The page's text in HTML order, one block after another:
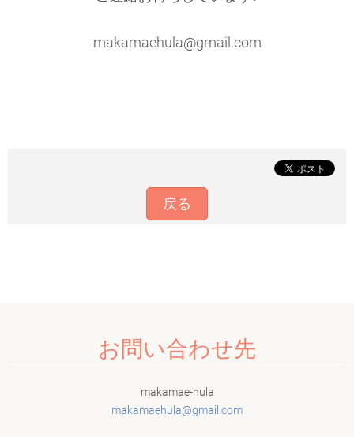
makamaehula@gmail.com
戻る
お問い合わせ先
makamae-hula
makamaehula@gmai l.com